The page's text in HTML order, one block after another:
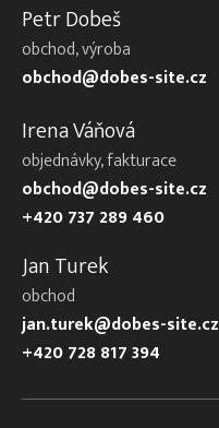
Petr Dobeš
obchod, výroba
obchod@dobes-site.cz
Irena Váňová
objednávky, fakturace
obchod@dobes-site.cz
+420 737 289 460
Jan Turek
obchod
jan.turek@dobes-site.cz
+420 728 817 394